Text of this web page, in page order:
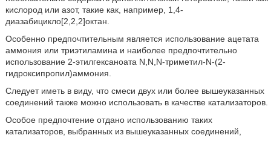
кислород или азот, такие как, например, 1,4-
диазабицикло[2,2,2]октан.
Особенно предпочтительным является использование ацетата
аммония или триэтиламина и наиболее предпочтительно
использование 2-этилгексаноата N,N,N-триметил-N-(2-
гидроксипропил)аммония.
Следует иметь в виду, что смеси двух или более вышеуказанных
соединений также можно использовать в качестве катализаторов.
Особое предпочтение отдано использованию таких
катализаторов, выбранных из вышеуказанных соединений,